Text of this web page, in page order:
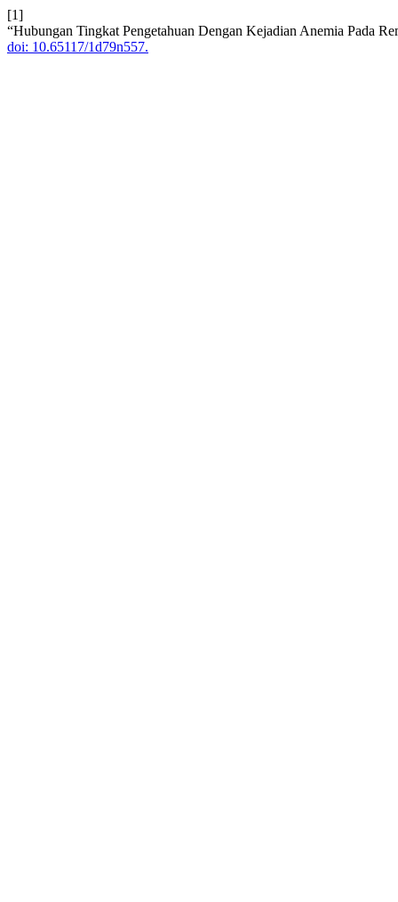
[1]
“Hubungan Tingkat Pengetahuan Dengan Kejadian Anemia Pada
doi: 10.65117/1d79n557.